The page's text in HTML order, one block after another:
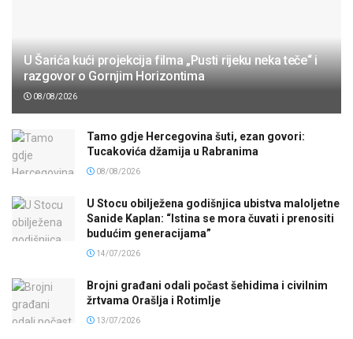
U Šarića kući projekcija filma „Pusti rijeku neka teče“ i
razgovor o Gornjim Horizontima
08/08/2026
Tamo gdje Hercegovina šuti, ezan govori:
Tucakovića džamija u Rabranima
08/08/2026
U Stocu obilježena godišnjica ubistva maloljetne
Sanide Kaplan: “Istina se mora čuvati i prenositi
budućim generacijama”
14/07/2026
Brojni građani odali počast šehidima i civilnim
žrtvama Orašlja i Rotimlje
13/07/2026